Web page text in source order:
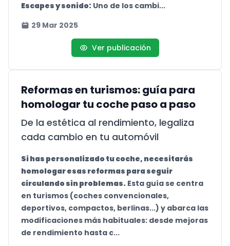
Escapes y sonido: Uno de los cambi...
29 Mar 2025
Ver publicación
Reformas en turismos: guía para
homologar tu coche paso a paso
De la estética al rendimiento, legaliza
cada cambio en tu automóvil
Si has personalizado tu coche, necesitarás
homologar esas reformas para seguir
circulando sin problemas. Esta guía se centra
en turismos (coches convencionales,
deportivos, compactos, berlinas...) y abarca las
modificaciones más habituales: desde mejoras
de rendimiento hasta c...